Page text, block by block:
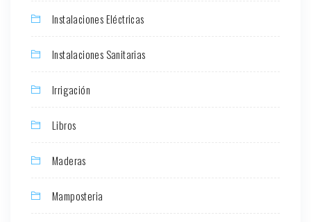
Instalaciones Eléctricas
Instalaciones Sanitarias
Irrigación
Libros
Maderas
Mamposteria